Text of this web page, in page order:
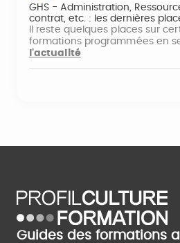
GHS - Administration,
contrat, etc. : les dernières
Il reste quelques places sur
formations programmées en
l'actualité
Guides des formations